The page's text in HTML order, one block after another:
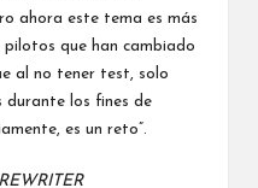
ahora este tema es más
que han cambiado
al no tener test, solo
durante los fines de
es un reto”.